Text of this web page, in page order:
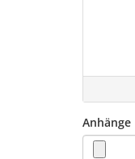
Anhänge